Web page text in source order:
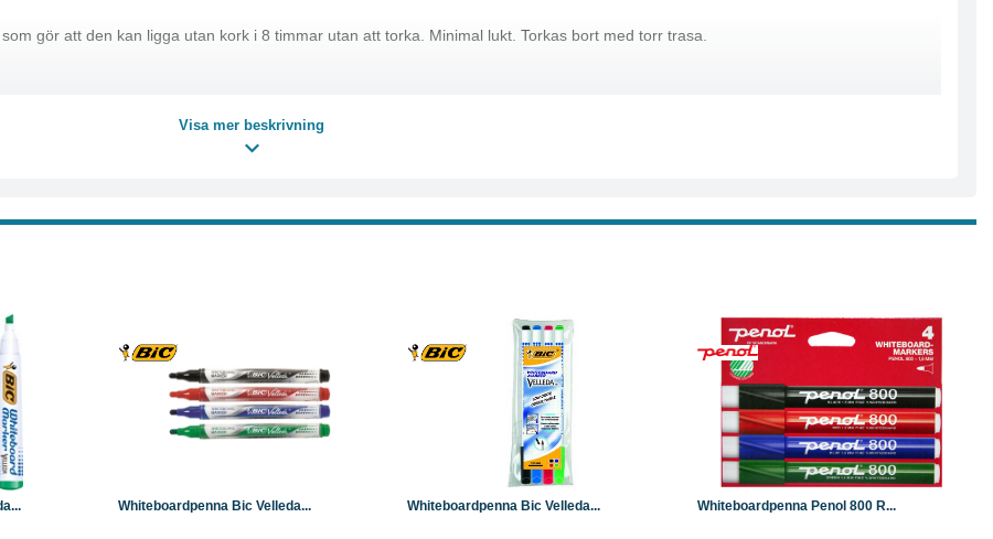
gör att den kan ligga utan kork i 8 timmar utan att torka. Minimal lukt. Torkas bort med torr trasa.
Visa mer beskrivning
Läs mer
Whiteboardpenna Bic Velleda... Whiteboardpenna Bic Velleda... Whiteboardpenna Penol 800 R...
Köp Läs mer